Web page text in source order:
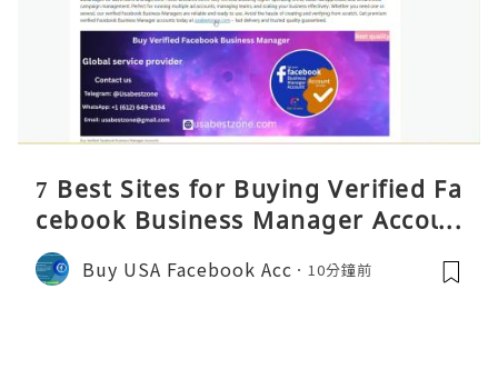
7 Best Sites for Buying Verified Fa
cebook Business Manager Accoun
ts 2026 – Full Reality Guide
Buy USA Facebook Acc 10分鐘前